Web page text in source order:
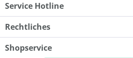
Service Hotline
Rechtliches
Shopservice